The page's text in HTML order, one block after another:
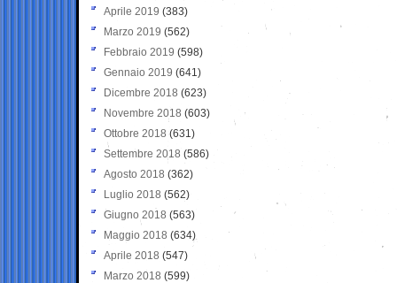
Aprile 2019 (383)
Marzo 2019 (562)
Febbraio 2019 (598)
Gennaio 2019 (641)
Dicembre 2018 (623)
Novembre 2018 (603)
Ottobre 2018 (631)
Settembre 2018 (586)
Agosto 2018 (362)
Luglio 2018 (562)
Giugno 2018 (563)
Maggio 2018 (634)
Aprile 2018 (547)
Marzo 2018 (599)